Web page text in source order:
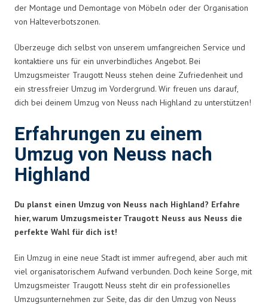
der Montage und Demontage von Möbeln oder der Organisation
von Halteverbotszonen.
Überzeuge dich selbst von unserem umfangreichen Service und
kontaktiere uns für ein unverbindliches Angebot. Bei
Umzugsmeister Traugott Neuss stehen deine Zufriedenheit und
ein stressfreier Umzug im Vordergrund. Wir freuen uns darauf,
dich bei deinem Umzug von Neuss nach Highland zu unterstützen!
Erfahrungen zu einem
Umzug von Neuss nach
Highland
Du planst einen Umzug von Neuss nach Highland? Erfahre
hier, warum Umzugsmeister Traugott Neuss aus Neuss die
perfekte Wahl für dich ist!
Ein Umzug in eine neue Stadt ist immer aufregend, aber auch mit
viel organisatorischem Aufwand verbunden. Doch keine Sorge, mit
Umzugsmeister Traugott Neuss steht dir ein professionelles
Umzugsunternehmen zur Seite, das dir den Umzug von Neuss